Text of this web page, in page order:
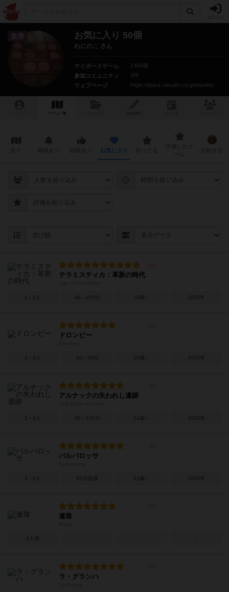
皇帝 お気に入り 50個
わにのこ さん
マイボードゲーム
1456個
参加コミュニティ
3件
ウェブページ
ゲーム一覧
お気に入り
テラミスティカ：革新の時代
1～5人 40～200分 14歳～ 2023年
ドロンビー
2～4人 20～30分 10歳～ 2022年
アルナックの失われし遺跡
1～4人 30～120分 12歳～ 2020年
バルバロッサ
3～6人 60分前後 12歳～ 2005年
連珠
2人用
ラ・グランハ